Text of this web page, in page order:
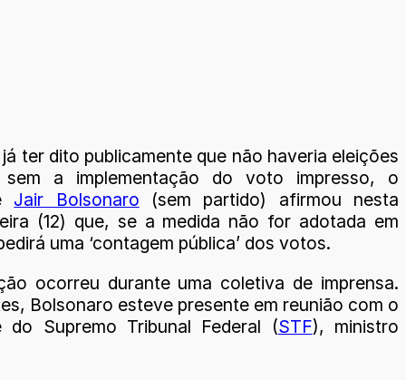
ter dito publicamente que não haveria eleições
a implementação do voto impresso, o
Jair Bolsonaro (sem partido) afirmou nesta
(12) que, se a medida não for adotada em
uma ‘contagem pública’ dos votos.
ocorreu durante uma coletiva de imprensa.
Bolsonaro esteve presente em reunião com o
do Supremo Tribunal Federal (STF), ministro